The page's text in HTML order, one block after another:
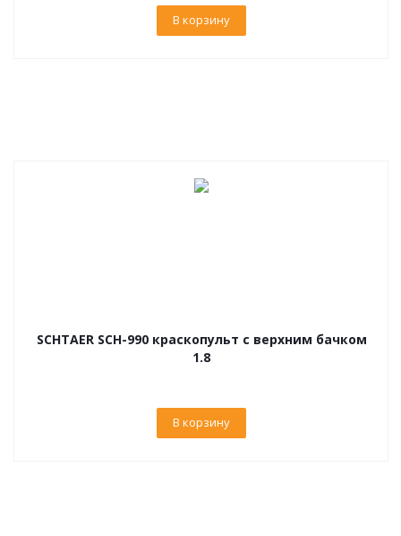
В корзину
SCHTAER SCH-990 краскопульт с верхним бачком
1.8
В корзину